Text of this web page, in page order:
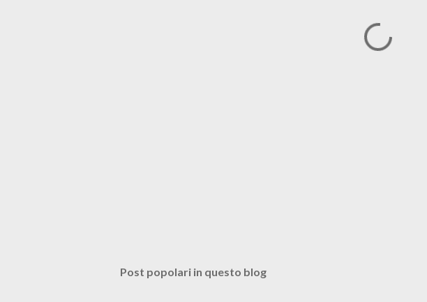
Post popolari in questo blog